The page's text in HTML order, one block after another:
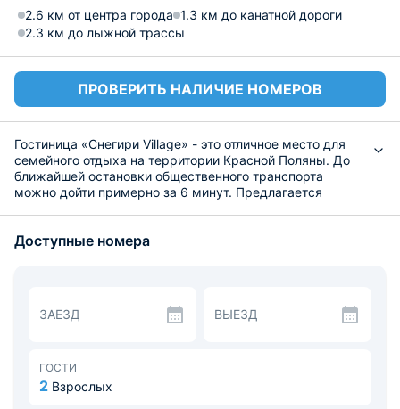
2.6 км от центра города 1.3 км до канатной дороги
2.3 км до лыжной трассы
ПРОВЕРИТЬ НАЛИЧИЕ НОМЕРОВ
Гостиница «Снегири Village» - это отличное место для
семейного отдыха на территории Красной Поляны. До
ближайшей остановки общественного транспорта
можно дойти примерно за 6 минут. Предлагается
домашними животными.
можно расслабиться и насладиться гостеприимной
атмосферой. Имеется необходимый комплект мебели и
Внутри есть кухонный гарнитур, посуда, обеденный
стол. Примерно за 10-15 минут можно дойти до
Доступные номера
ЗАЕЗД ВЫЕЗД
ГОСТИ
2 Взрослых